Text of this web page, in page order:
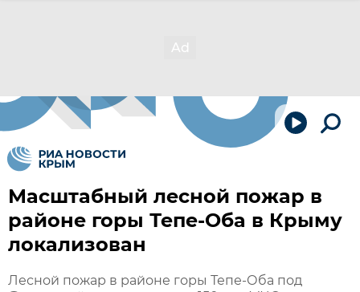
Масштабный лесной пожар в
районе горы Тепе-Оба в Крыму
локализован
Лесной пожар в районе горы Тепе-Оба под